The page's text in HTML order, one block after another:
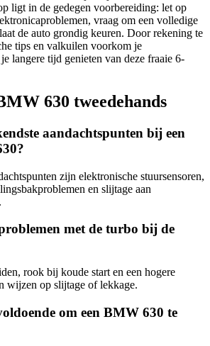
ligt in de gedegen voorbereiding: let op
vraag om een volledige
de auto grondig keuren. Door rekening te
tips en valkuilen voorkom je
langere tijd genieten van deze fraaie 6-
630 tweedehands
aandachtspunten bij een
zijn elektronische stuursensoren,
en slijtage aan
met de turbo bij de
rook bij koude start en een hogere
wijzen op slijtage of lekkage.
om een BMW 630 te